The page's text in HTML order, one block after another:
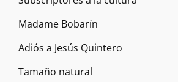
Madame Bobarín
Adiós a Jesús Quintero
Tamaño natural